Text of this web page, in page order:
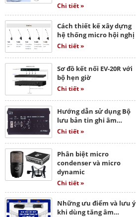
Chi tiết »
Cách thiết kế xây dựng
hệ thống micro hội nghị
Chi tiết »
Sơ đồ kết nối EV-20R với
bộ hẹn giờ
Chi tiết »
Hướng dẫn sử dụng Bộ
lưu bản tin ghi âm…
Chi tiết »
Phân biệt micro
condenser và micro
dynamic
Chi tiết »
Những ưu điểm và lưu ý
khi dùng tăng âm…